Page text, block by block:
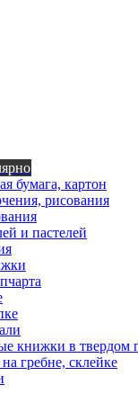
бумага, картон
рисования
и пастелей
книжки в твердом
гребне, склейке